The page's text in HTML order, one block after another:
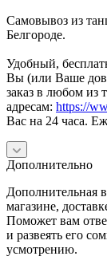
Самовывоз из
Белгороде.
Удобный,
Вы (или Ваше
заказ в любом из
адресам: https://
Вас на 24 часа.
Дополнительно
Дополнительная
магазине,
Поможет вам
и развеять его
усмотрению.